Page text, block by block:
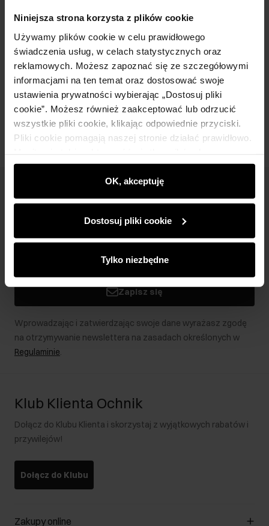
Niniejsza strona korzysta z plików cookie
Używamy plików cookie w celu prawidłowego
świadczenia usług, w celach statystycznych oraz
reklamowych. Możesz zapoznać się ze szczegółowymi
informacjami na ten temat oraz dostosować swoje
ustawienia prywatności wybierając „Dostosuj pliki
cookie”. Możesz również zaakceptować lub odrzucić
wszystkie pliki cookie, klikając odpowiednie przyciski.
Pliki cookie pomagają naszej stronie działać prawidłowo.
wyświetlać im dopasowane do ich preferencji treści,
rekomendacje oraz komunikaty reklamowe informujące o
najnowszych promocjach w e-sklepie. Informacje o tym,
partnerom społecznościowym, reklamowym i
analitycznym. Partnerzy mogą połączyć te informacje z
podczas korzystania z ich usług.
OK, akceptuję
Dostosuj pliki cookie
Tylko niezbędne
Szczegóły
Skład i wymiary
Opinie
Newsletter
Bądź na bieżąco z nowościami i promocjami!
Zapisz się
Wprowadzając i zatwierdzając swoje dane wyrażasz zgodę
na otrzymywanie newslettera na zasadach określonych w
Regulaminie.
Klub Klienta Ochnik
Dołącz do Klubu Klienta i skorzystaj z wyjątkowych rabatów i
przywilejów!
Dołącz do Klubu
Zakupy online